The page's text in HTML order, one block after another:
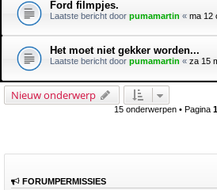
Ford filmpjes.
Laatste bericht door pumamartin « ma 12
Het moet niet gekker worden...
Laatste bericht door pumamartin « za 15
Nieuw onderwerp
15 onderwerpen • Pagina 1
FORUMPERMISSIES